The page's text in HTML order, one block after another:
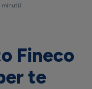
minuti)
Fineco
te